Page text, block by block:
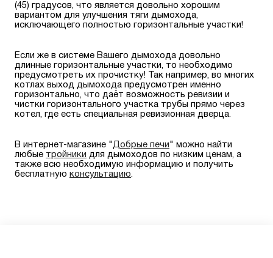
(45) градусов, что является довольно хорошим
вариантом для улучшения тяги дымохода,
исключающего полностью горизонтальные участки!
Если же в системе Вашего дымохода довольно
длинные горизонтальные участки, то необходимо
предусмотреть их прочистку! Так например, во многих
котлах выход дымохода предусмотрен именно
горизонтально, что даёт возможность ревизии и
чистки горизонтального участка трубы прямо через
котел, где есть специальная ревизионная дверца.
В интернет-магазине "Добрые печи" можно найти
любые тройники для дымоходов по низким ценам, а
также всю необходимую информацию и получить
бесплатную консультацию.